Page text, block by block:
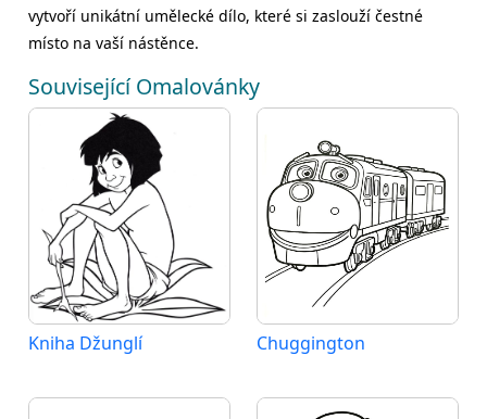
vytvoří unikátní umělecké dílo, které si zaslouží čestné
místo na vaší nástěnce.
Související Omalovánky
Kniha Džunglí Chuggington